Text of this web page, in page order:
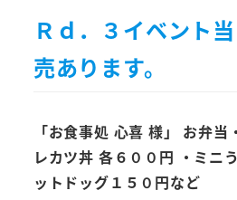
Ｒｄ．３イベント
売あります。
「お食事処 心喜 様」
お弁当
レカツ丼 各６００円 ・ミニ
ットドッグ１５０円など